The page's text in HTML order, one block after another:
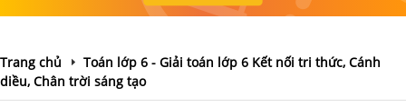
Trang chủ
Toán lớp 6 - Giải toán lớp 6 Kết nối tri thức, Cánh
diều, Chân trời sáng tạo